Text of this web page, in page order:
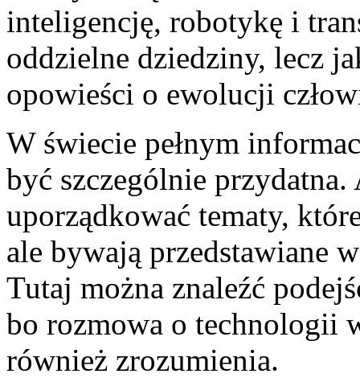
inteligencję, robotykę i
oddzielne dziedziny, lecz
opowieści o ewolucji
W świecie pełnym
być szczególnie
uporządkować tematy,
ale bywają przedstawiane
Tutaj można znaleźć
bo rozmowa o technologii
również zrozumienia.